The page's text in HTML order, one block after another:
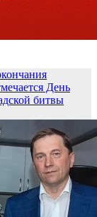
День
битвы